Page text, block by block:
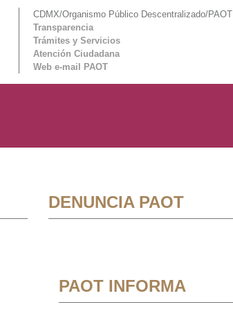
CDMX/Organismo Público Descentralizado/PAOT
Transparencia
Trámites y Servicios
Atención Ciudadana
Web e-mail PAOT
DENUNCIA PAOT
PAOT INFORMA